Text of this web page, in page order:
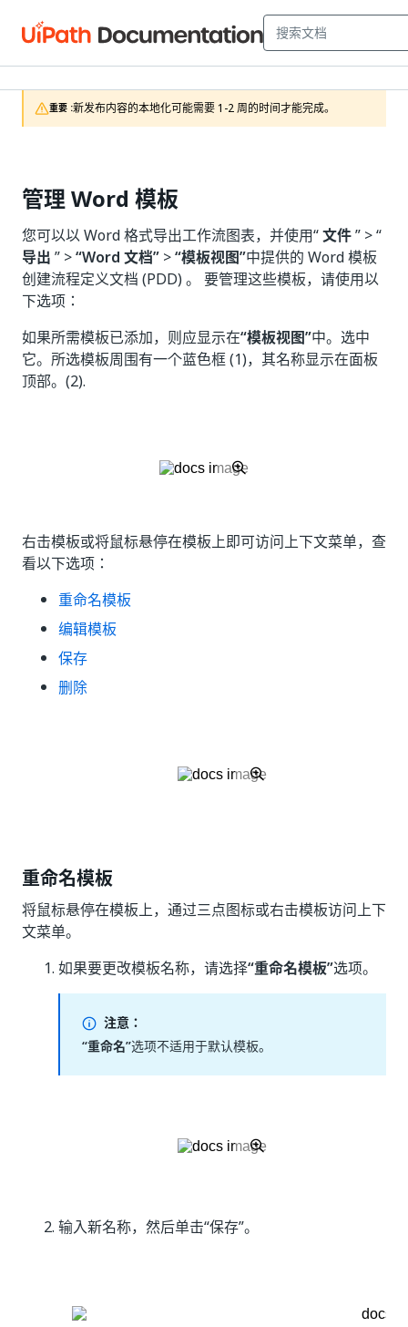
重要 :新发布内容的本地化可能需要 1-2 周的时间才能完成。
管理 Word 模板
您可以以 Word 格式导出工作流图表，并使用“文件” > “
导出 ” >“Word 文档” >“模板视图”中提供的 Word 模板
创建流程定义文档 (PDD) 。 要管理这些模板，请使用以
下选项：
如果所需模板已添加，则应显示在“模板视图”中。选中
它。所选模板周围有一个蓝色框 (1)，其名称显示在面板
顶部。(2).
右击模板或将鼠标悬停在模板上即可访问上下文菜单，查
看以下选项：
重命名模板
编辑模板
保存
删除
重命名模板
将鼠标悬停在模板上，通过三点图标或右击模板访问上下
文菜单。
如果要更改模板名称，请选择“重命名模板”选项。
注意：
“重命名”选项不适用于默认模板。
输入新名称，然后单击“保存”。